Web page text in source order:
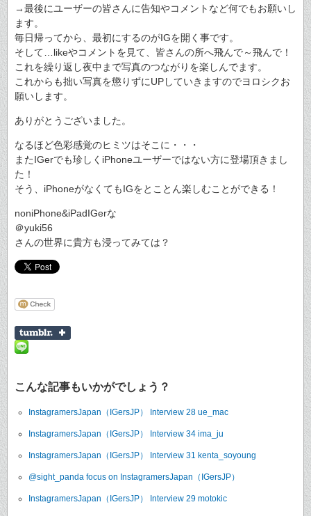
→最後にユーザーの皆さんに告知やコメントなど何でもお願いし
ます。
毎日帰ってから、最初にするのがIGを開く事です。
そして…likeやコメントを見て、皆さんの所へ飛んで～飛んで！
これを繰り返し夜中まで写真のつながりを楽しんでます。
これからも拙い写真を懲りずにUPしていきますのでヨロシクお
願いします。
ありがとうございました。
なるほど色彩感覚のヒミツはそこに・・・
またIGerでも珍しくiPhoneユーザーではない方に登場頂きまし
た！
そう、iPhoneがなくてもIGをとことん楽しむことができる！
noniPhone&iPadIGerな
＠yuki56
さんの世界に貴方も浸ってみては？
こんな記事もいかがでしょう？
InstagramersJapan（IGersJP） Interview 28 ue_mac
InstagramersJapan（IGersJP） Interview 34 ima_ju
InstagramersJapan（IGersJP） Interview 31 kenta_soyoung
@sight_panda focus on InstagramersJapan（IGersJP）
InstagramersJapan（IGersJP） Interview 29 motokic